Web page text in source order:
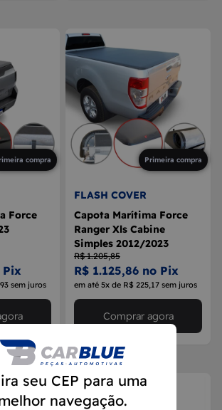
seu CEP para uma
navegação.
compra
Force
Pix
sem juros
Primeira compra
FLASH COVER
Capota Marítima Force
Ranger Xls Cabine
Simples 2012/2023
R$ 1.205,85
R$ 1.125,86 no Pix
em até 5x de R$ 225,17 sem juros
Comprar agora